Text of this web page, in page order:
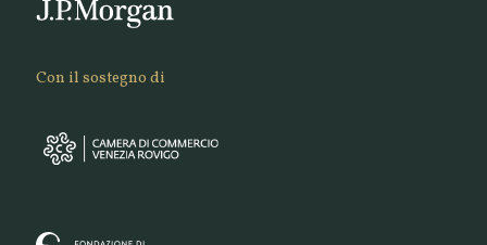
Con il sostegno di